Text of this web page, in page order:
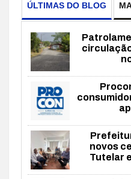
ÚLTIMAS DO BLOG
novos
Tutelar